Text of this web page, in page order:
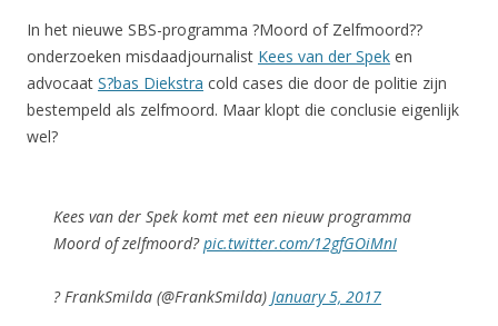
In het nieuwe SBS-programma ?Moord of Zelfmoord??
onderzoeken misdaadjournalist Kees van der Spek en
advocaat S?bas Diekstra cold cases die door de politie zijn
bestempeld als zelfmoord. Maar klopt die conclusie eigenlijk
wel?
Kees van der Spek komt met een nieuw programma
Moord of zelfmoord?pic.twitter.com/12gfGOiMnI
? FrankSmilda (@FrankSmilda) January 5, 2017